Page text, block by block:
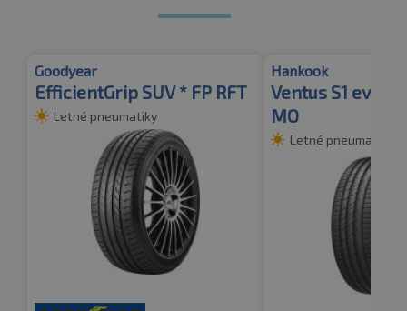
Goodyear
EfficientGrip SUV * FP RFT
Letné pneumatiky
Hankook
Ventus S1 evo2
MO
Letné pneumatiky